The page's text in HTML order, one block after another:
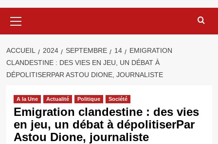
principal
ACCUEIL 2024 SEPTEMBRE 14
EMIGRATION
CLANDESTINE : DES VIES EN JEU, UN DÉBAT À
DÉPOLITISERPAR ASTOU DIONE, JOURNALISTE
A la Une Actualité Politique Société
Emigration clandestine : des vies
en jeu, un débat à dépolitiserPar
Astou Dione, journaliste